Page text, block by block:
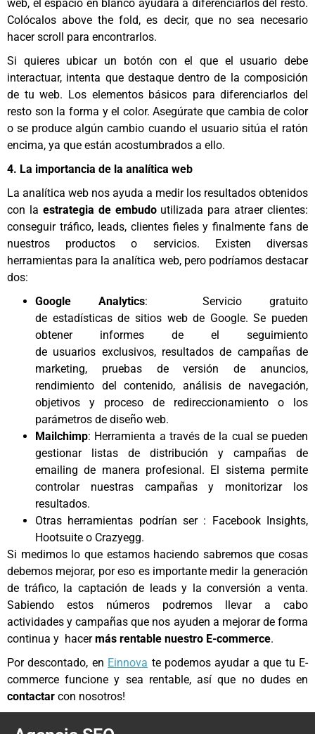
web, el espacio en blanco ayudará a diferenciarlos del resto.
Colócalos above the fold, es decir, que no sea necesario
hacer scroll para encontrarlos.
Si quieres ubicar un botón con el que el usuario debe
interactuar, intenta que destaque dentro de la composición
de tu web. Los elementos básicos para diferenciarlos del
resto son la forma y el color. Asegúrate que cambia de color
o se produce algún cambio cuando el usuario sitúa el ratón
encima, ya que están acostumbrados a ello.
4. La importancia de la analítica web
La analítica web nos ayuda a medir los resultados obtenidos
con la estrategia de embudo utilizada para atraer clientes:
conseguir tráfico, leads, clientes fieles y finalmente fans de
nuestros productos o servicios. Existen diversas
herramientas para la analítica web, pero podríamos destacar
dos:
Google Analytics: Servicio gratuito
de estadísticas de sitios web de Google. Se pueden
obtener informes de el seguimiento
de usuarios exclusivos, resultados de campañas de
marketing, pruebas de versión de anuncios,
rendimiento del contenido, análisis de navegación,
objetivos y proceso de redireccionamiento o los
parámetros de diseño web.
Mailchimp: Herramienta a través de la cual se pueden
gestionar listas de distribución y campañas de
emailing de manera profesional. El sistema permite
controlar nuestras campañas y monitorizar los
resultados.
Otras herramientas podrían ser : Facebook Insights,
Hootsuite o Crazyegg.
Si medimos lo que estamos haciendo sabremos que cosas
debemos mejorar, por eso es importante medir la generación
de tráfico, la captación de leads y la conversión a venta.
Sabiendo estos números podremos llevar a cabo
actividades y campañas que nos ayuden a mejorar de forma
continua y hacermás rentable nuestro E-commerce.
Por descontado, en Einnova te podemos ayudar a que tu E-
commerce funcione y sea rentable, así que no dudes en
contactar con nosotros!